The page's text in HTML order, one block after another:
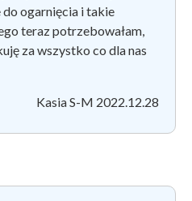
ogarnięcia i takie
teraz potrzebowałam,
za wszystko co dla nas
Kasia S-M 2022.12.28